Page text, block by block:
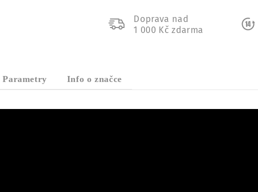
Doprava nad
1 000 Kč zdarma
Parametry Info o značce